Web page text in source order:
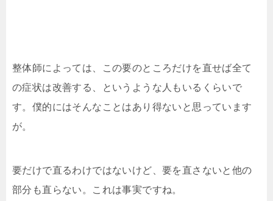
整体師によっては、この要のところだけを直せば全て
の症状は改善する、というような人もいるくらいで
す。僕的にはそんなことはあり得ないと思っています
が。
要だけで直るわけではないけど、要を直さないと他の
部分も直らない。これは事実ですね。